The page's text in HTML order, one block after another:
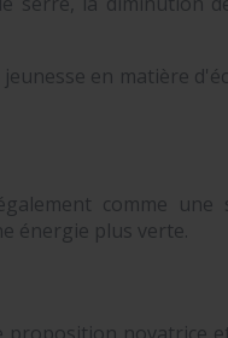
en matière
comme
énergie plus verte.
novatrice